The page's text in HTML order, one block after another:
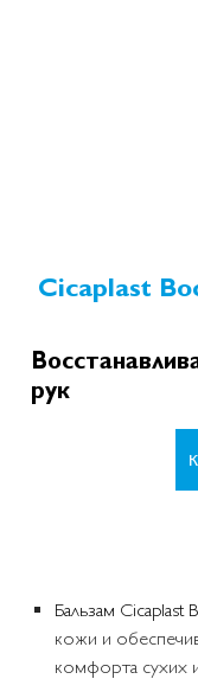
Cicaplast
рук
Бальзам Cicaplast
кожи и
комфорта сухих